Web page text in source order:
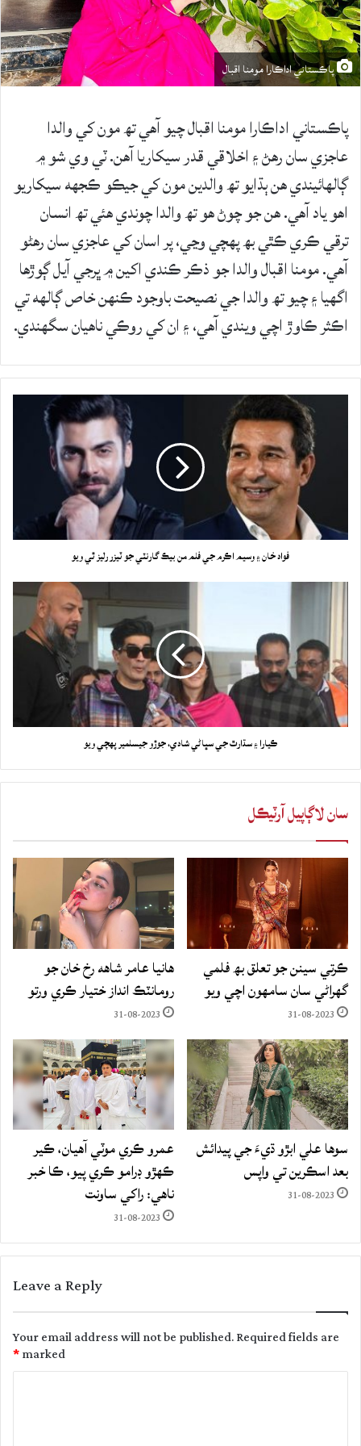
پاڪستاني اداڪارا مومنا اقبال
پاڪستاني اداڪارا مومنا اقبال چيو آهي تھ مون کي والدا
عاجزي سان رهڻ ۽ اخلاقي قدر سيکاريا آهن. ٽي وي شو ۾
ڳالهائيندي هن ٻڌايو تھ والدين مون کي جيڪو ڪجهه سيکاريو
اهو ياد آهي. هن جو چوڻ هو تھ والدا چوندي هئي تھ انسان
ترقي ڪري ڪٿي بھ پهچي وڃي، پر اسان کي عاجزي سان رهڻو
آهي. مومنا اقبال والدا جو ذڪر ڪندي اکين ۾ ڀرجي آيل ڳوڙها
اگهيا ۽ چيو تھ والدا جي نصيحت باوجود ڪنهن خاص ڳالهه تي
اڪثر ڪاوڙ اچي ويندي آهي، ۽ ان کي روڪي ناهيان سگهندي.
فواد خان ۽ وسيم اڪرم جي فلم من بيڪ گارنٽي جو ٽيزر رليز ٿي ويو
ڪيارا ۽ سڌارٿ جي سڀاڻي شادي، جوڙو جيسلمير پهچي ويو
سان لاڳاپيل آرٽيڪل
ڪرتي سينن جو تعلق بھ فلمي
گهراڻي سان سامهون اچي ويو
31-08-2023
هانيا عامر شاهه رخ خان جو
رومانٽڪ انداز ختيار ڪري ورتو
31-08-2023
سوها علي ابڙو ڌيءَ جي پيدائش
بعد اسڪرين تي واپس
31-08-2023
عمرو ڪري موٽي آهيان، ڪير
ڪهڙو ڊرامو ڪري پيو، ڪا خبر
ناهي: راکي ساونت
31-08-2023
Leave a Reply
Your email address will not be published.Required fields are
marked
*